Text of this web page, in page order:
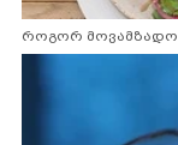
როგორ